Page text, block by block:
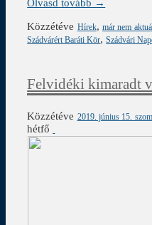
Közzétéve Hírek,már nem
Szádvárért Baráti Kör,Szádvári
Felvidéki kimaradt
Közzétéve 2019. június 15.
hétfő